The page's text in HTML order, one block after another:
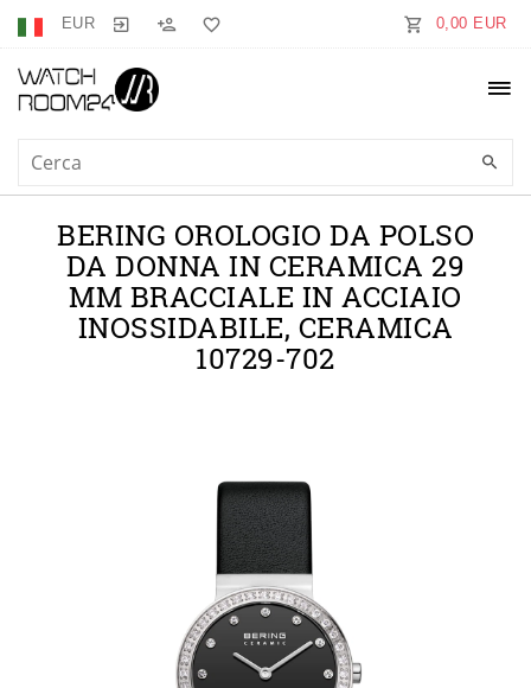
EUR 0,00 EUR
BERING OROLOGIO DA POLSO
DA DONNA IN CERAMICA 29
MM BRACCIALE IN ACCIAIO
INOSSIDABILE, CERAMICA
10729-702